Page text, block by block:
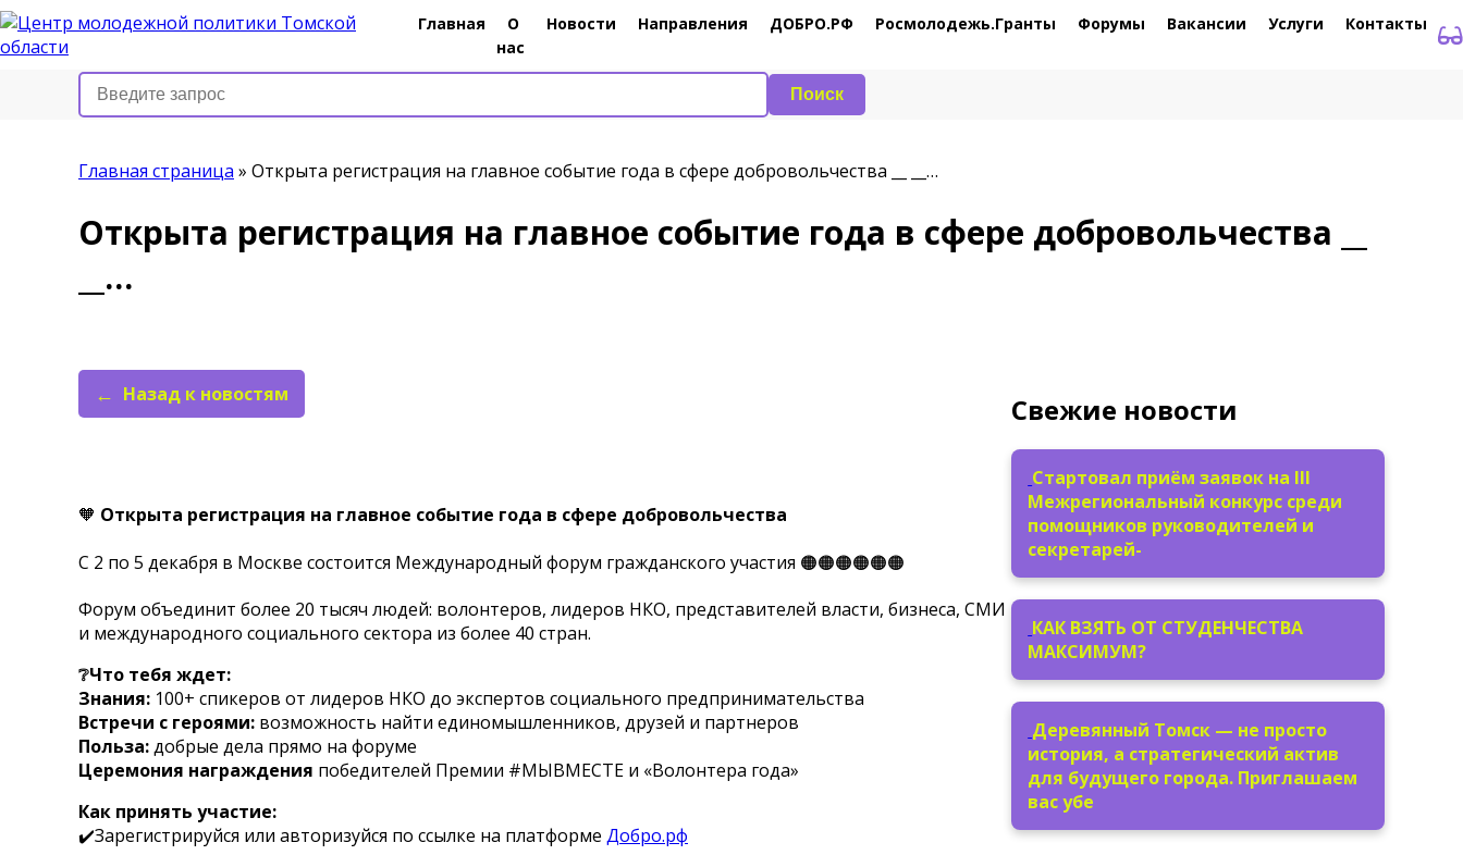
Главная
О
нас
Новости Направления ДОБРО.РФ Росмолодежь.Гранты Форумы Вакансии Услуги Контакты
Поиск
Главная страница » Открыта регистрация на главное событие года в сфере добровольчества __ __…
Открыта регистрация на главное событие года в сфере добровольчества __
__…
Назад к новостям
🧡 Открыта регистрация на главное событие года в сфере добровольчества
С 2 по 5 декабря в Москве состоится Международный форум гражданского участия 🟠🟠🟠🟠🟠🟠
Форум объединит более 20 тысяч людей: волонтеров, лидеров НКО, представителей власти, бизнеса, СМИ
и международного социального сектора из более 40 стран.
❔Что тебя ждет:
Знания: 100+ спикеров от лидеров НКО до экспертов социального предпринимательства
Встречи с героями: возможность найти единомышленников, друзей и партнеров
Польза:добрые дела прямо на форуме
Церемония награждения победителей Премии #МЫВМЕСТЕ и «Волонтера года»
Как принять участие:
✔️Зарегистрируйся или авторизуйся по ссылке на платформе Добро.рф
Свежие новости
Стартовал приём заявок на III
Межрегиональный конкурс среди
помощников руководителей и
секретарей-
КАК ВЗЯТЬ ОТ СТУДЕНЧЕСТВА
МАКСИМУМ?
Деревянный Томск — не просто
история, а стратегический актив
для будущего города. Приглашаем
вас убе